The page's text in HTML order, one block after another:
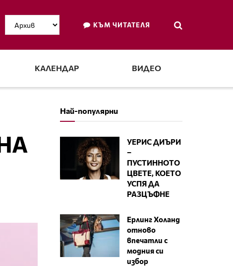
КЪМ ЧИТАТЕЛЯ
КАЛЕНДАР ВИДЕО
Най-популярни
УЕРИС ДИЪРИ
–
ПУСТИННОТО
ЦВЕТЕ, КОЕТО
УСПЯ ДА
РАЗЦЪФНЕ
Ерлинг Холанд
отново
впечатли с
модния си
избор